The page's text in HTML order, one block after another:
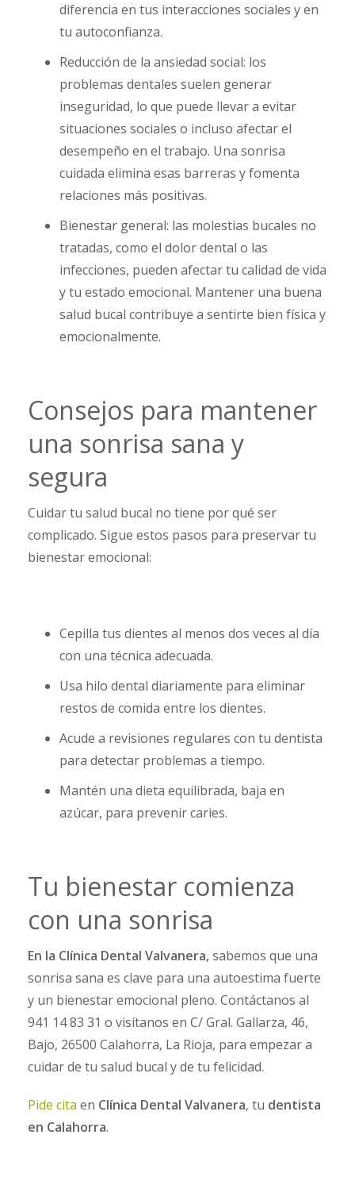
diferencia en tus interacciones sociales y en
tu autoconfianza.
Reducción de la ansiedad social: los
problemas dentales suelen generar
inseguridad, lo que puede llevar a evitar
situaciones sociales o incluso afectar el
desempeño en el trabajo. Una sonrisa
cuidada elimina esas barreras y fomenta
relaciones más positivas.
Bienestar general: las molestias bucales no
tratadas, como el dolor dental o las
infecciones, pueden afectar tu calidad de vida
y tu estado emocional. Mantener una buena
salud bucal contribuye a sentirte bien física y
emocionalmente.
Consejos para mantener
una sonrisa sana y
segura
Cuidar tu salud bucal no tiene por qué ser
complicado. Sigue estos pasos para preservar tu
bienestar emocional:
Cepilla tus dientes al menos dos veces al día
con una técnica adecuada.
Usa hilo dental diariamente para eliminar
restos de comida entre los dientes.
Acude a revisiones regulares con tu dentista
para detectar problemas a tiempo.
Mantén una dieta equilibrada, baja en
azúcar, para prevenir caries.
Tu bienestar comienza
con una sonrisa
En la Clínica Dental Valvanera,sabemos que una
sonrisa sana es clave para una autoestima fuerte
y un bienestar emocional pleno. Contáctanos al
941 14 83 31 o visítanos en C/ Gral. Gallarza, 46,
Bajo, 26500 Calahorra, La Rioja, para empezar a
cuidar de tu salud bucal y de tu felicidad.
Pide cita en Clínica Dental Valvanera, tu dentista
en Calahorra.